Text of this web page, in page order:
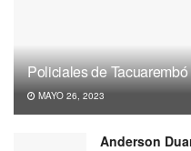
Policiales de Tacuarembó
MAYO 26, 2023
Anderson